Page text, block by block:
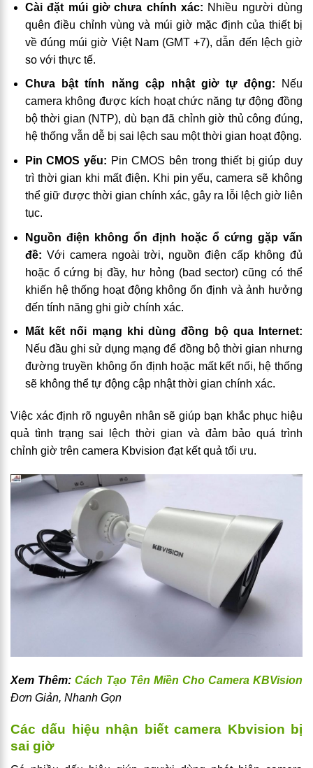
Cài đặt múi giờ chưa chính xác: Nhiều người dùng
quên điều chỉnh vùng và múi giờ mặc định của thiết bị
về đúng múi giờ Việt Nam (GMT +7), dẫn đến lệch giờ
so với thực tế.
Chưa bật tính năng cập nhật giờ tự động: Nếu
camera không được kích hoạt chức năng tự động đồng
bộ thời gian (NTP), dù bạn đã chỉnh giờ thủ công đúng,
hệ thống vẫn dễ bị sai lệch sau một thời gian hoạt động.
Pin CMOS yếu: Pin CMOS bên trong thiết bị giúp duy
trì thời gian khi mất điện. Khi pin yếu, camera sẽ không
thể giữ được thời gian chính xác, gây ra lỗi lệch giờ liên
tục.
Nguồn điện không ổn định hoặc ổ cứng gặp vấn
đề: Với camera ngoài trời, nguồn điện cấp không đủ
hoặc ổ cứng bị đầy, hư hỏng (bad sector) cũng có thể
khiến hệ thống hoạt động không ổn định và ảnh hưởng
đến tính năng ghi giờ chính xác.
Mất kết nối mạng khi dùng đồng bộ qua Internet:
Nếu đầu ghi sử dụng mạng để đồng bộ thời gian nhưng
đường truyền không ổn định hoặc mất kết nối, hệ thống
sẽ không thể tự động cập nhật thời gian chính xác.
Việc xác định rõ nguyên nhân sẽ giúp bạn khắc phục hiệu
quả tình trạng sai lệch thời gian và đảm bảo quá trình
chỉnh giờ trên camera Kbvision đạt kết quả tối ưu.
Xem Thêm: Cách Tạo Tên Miền Cho Camera KBVision
Đơn Giản, Nhanh Gọn
Các dấu hiệu nhận biết camera Kbvision bị
sai giờ